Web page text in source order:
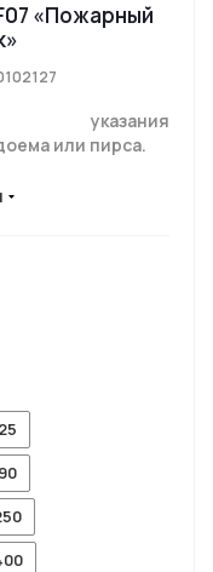
«Пожарный
указания
или пирса.